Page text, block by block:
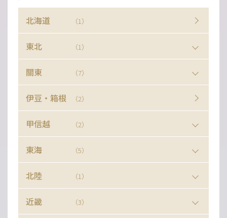
北海道 （1）
東北 （1）
關東 （7）
伊豆・箱根 （2）
甲信越 （2）
東海 （5）
北陸 （1）
近畿 （3）